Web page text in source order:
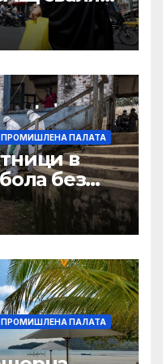
мир
ПАЛАТА
в
без
СЗО
ПАЛАТА